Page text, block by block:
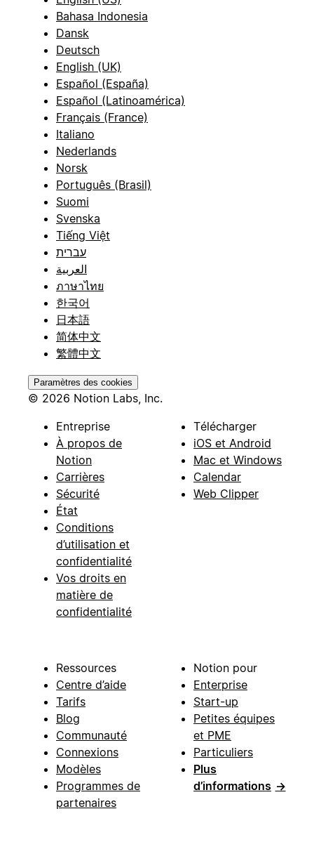
Bahasa Indonesia
Dansk
Deutsch
English (UK)
Español (España)
Español (Latinoamérica)
Français (France)
Italiano
Nederlands
Norsk
Português (Brasil)
Suomi
Svenska
Tiếng Việt
עברית
العربية
ภาษาไทย
한국어
日本語
简体中文
繁體中文
Paramètres des cookies
© 2026 Notion Labs, Inc.
Entreprise
À propos de
Notion
Carrières
Sécurité
État
Conditions
d’utilisation et
confidentialité
Vos droits en
matière de
confidentialité
Télécharger
iOS et Android
Mac et Windows
Calendar
Web Clipper
Ressources
Centre d’aide
Tarifs
Blog
Communauté
Connexions
Modèles
Programmes de
partenaires
Notion pour
Enterprise
Start-up
Petites équipes
et PME
Particuliers
Plus
d’informations →